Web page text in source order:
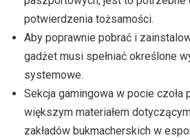
potwierdzenia tożsamości.
Aby poprawnie pobrać i
gadżet musi spełniać określone
systemowe.
Sekcja gamingowa w pocie czoła
większym materiałem
zakładów bukmacherskich w